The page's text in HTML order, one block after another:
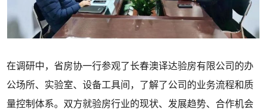
在调研中，省房协一行参观了长春澳译达验房有限公司的办
公场所、实验室、设备工具间，了解了公司的业务流程和质
量控制体系。双方就验房行业的现状、发展趋势、合作机会